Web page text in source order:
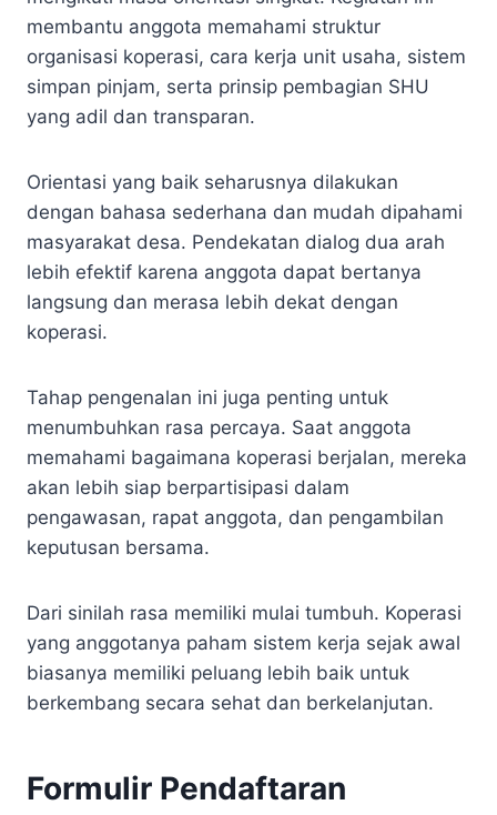
membantu anggota memahami struktur
organisasi koperasi, cara kerja unit usaha, sistem
simpan pinjam, serta prinsip pembagian SHU
yang adil dan transparan.
Orientasi yang baik seharusnya dilakukan
dengan bahasa sederhana dan mudah dipahami
masyarakat desa. Pendekatan dialog dua arah
lebih efektif karena anggota dapat bertanya
langsung dan merasa lebih dekat dengan
koperasi.
Tahap pengenalan ini juga penting untuk
menumbuhkan rasa percaya. Saat anggota
memahami bagaimana koperasi berjalan, mereka
akan lebih siap berpartisipasi dalam
pengawasan, rapat anggota, dan pengambilan
keputusan bersama.
Dari sinilah rasa memiliki mulai tumbuh. Koperasi
yang anggotanya paham sistem kerja sejak awal
biasanya memiliki peluang lebih baik untuk
berkembang secara sehat dan berkelanjutan.
Formulir Pendaftaran